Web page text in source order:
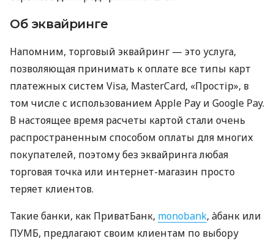
Об эквайринге
Напомним, торговый эквайринг — это услуга,
позволяющая принимать к оплате все типы карт
платежных систем Visa, MasterCard, «Простір», в
том числе с использованием Apple Pay и Google Pay.
В настоящее время расчеты картой стали очень
распространенным способом оплаты для многих
покупателей, поэтому без эквайринга любая
торговая точка или интернет-магазин просто
теряет клиентов.
Такие банки, как ПриватБанк, monobank, àбанк или
ПУМБ, предлагают своим клиентам по выбору